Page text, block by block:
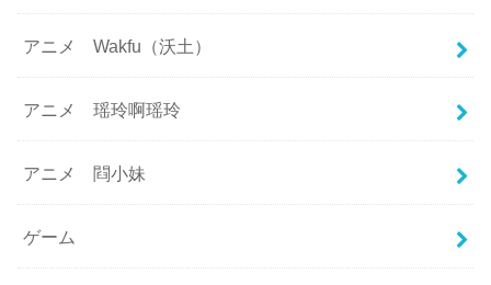
アニメ Wakfu（沃土）
アニメ 瑶玲啊瑶玲
アニメ 閰小妹
ゲーム